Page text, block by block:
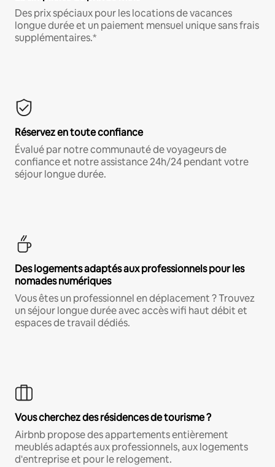
Des prix spéciaux pour les locations de vacances
longue durée et un paiement mensuel unique sans frais
supplémentaires.*
Réservez en toute confiance
Évalué par notre communauté de voyageurs de
confiance et notre assistance 24h/24 pendant votre
séjour longue durée.
Des logements adaptés aux professionnels pour les
nomades numériques
Vous êtes un professionnel en déplacement ? Trouvez
un séjour longue durée avec accès wifi haut débit et
espaces de travail dédiés.
Vous cherchez des résidences de tourisme ?
Airbnb propose des appartements entièrement
meublés adaptés aux professionnels, aux logements
d'entreprise et pour le relogement.